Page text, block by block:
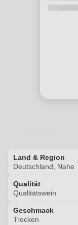
Land & Region
Deutschland, Nahe
Qualität
Qualitätswein
Geschmack
Trocken